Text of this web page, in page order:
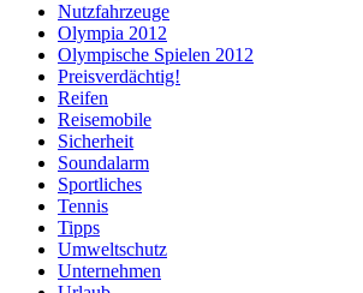
Nutzfahrzeuge
Olympia 2012
Olympische Spielen 2012
Preisverdächtig!
Reifen
Reisemobile
Sicherheit
Soundalarm
Sportliches
Tennis
Tipps
Umweltschutz
Unternehmen